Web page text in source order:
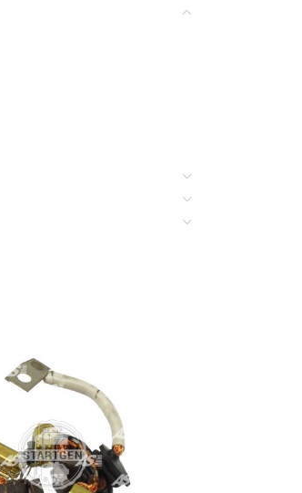
6 X 4, Powersport Gator
330, Tractors — Lawn 332,